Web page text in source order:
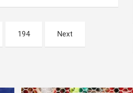
194 Next